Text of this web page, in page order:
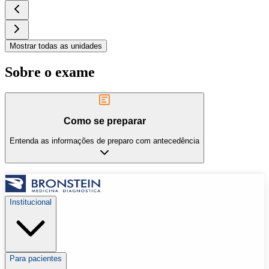
Mostrar todas as unidades
Sobre o exame
Como se preparar
Entenda as informações de preparo com antecedência
Institucional
Para pacientes